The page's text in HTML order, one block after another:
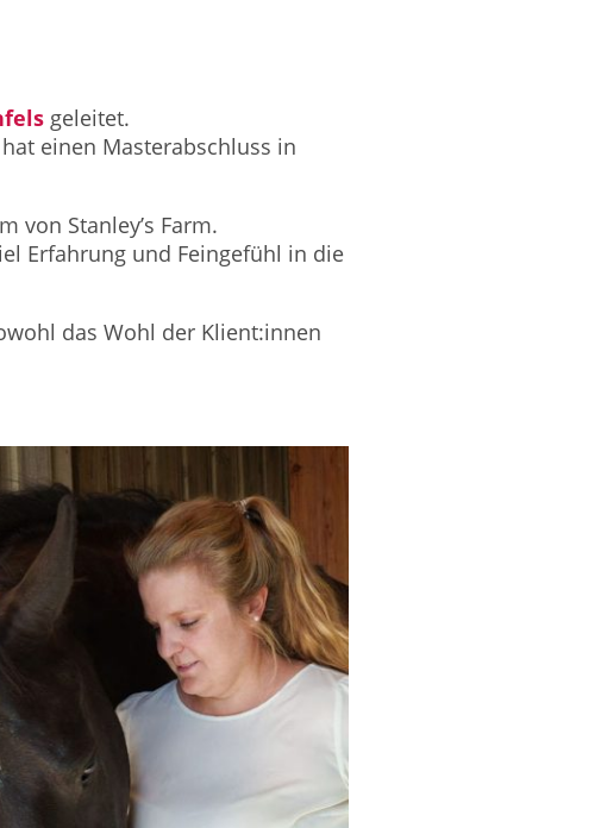
geleitet.
einen Masterabschluss in
von Stanley’s Farm.
Erfahrung und Feingefühl in die
das Wohl der Klient:innen